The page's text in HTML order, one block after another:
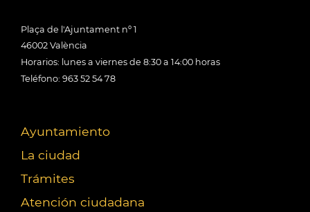
Plaça de l'Ajuntament nº 1
46002 València
Horarios: lunes a viernes de 8:30 a 14:00 horas
Teléfono: 963 52 54 78
Ayuntamiento
La ciudad
Trámites
Atención ciudadana